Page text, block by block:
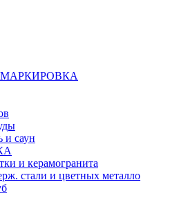
МАРКИРОВКА
и саун
и керамогранита
стали и цветных металло